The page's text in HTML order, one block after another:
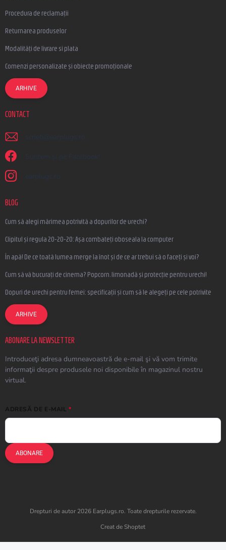
Procedura de reclamații
Returnarea produselor
Modalități de livrare si plata
Comenzi personalizate și obiecte promoționale
ARHIVE
CONTACT
scrieti @ earplugs.ro
Suntem și pe Facebook!
earplugs.ro
BLOG
Cum să alegi mărimea potrivită a dopurilor de urechi?
Clipitul și regula 20-20-20: Așa combateți oboseala la computer
În apă! De ce toată lumea merge la înot și de ce ar trebui să o faceți și voi?
Cum să vă bucurați de cinema? Popcorn, limonadă și protecție pentru urechi!
Dopuri de urechi pentru femei: specificații și cum să le alegeți pe cele potrivite
ARHIVE
ABONARE LA NEWSLETTER
Introduceţi adresa dumneavoastră de e-mail şi vă vom trimite
informaţii despre produsele noi disponibile în magazinul nostru
virtual.
ADRESĂ DE E-MAIL
ABONARE
Creat de Shoptet
Drepturi de autor 2026 Earplugs.ro. Toate drepturile rezervate.